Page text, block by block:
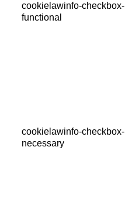
cookielawinfo-checkbox-
functional
cookielawinfo-checkbox-
necessary